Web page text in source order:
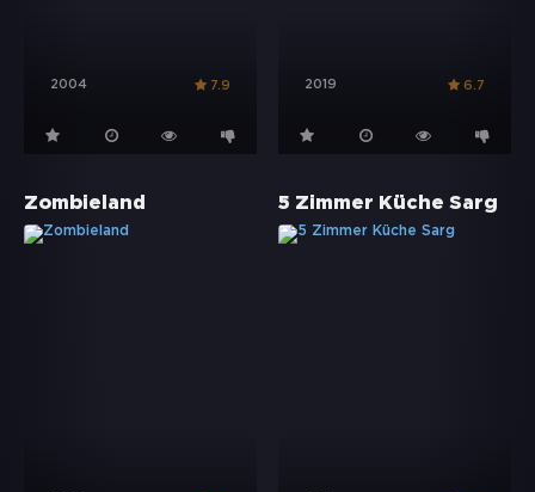
2004 7.9 2019 6.7
Zombieland 5 Zimmer Küche Sarg